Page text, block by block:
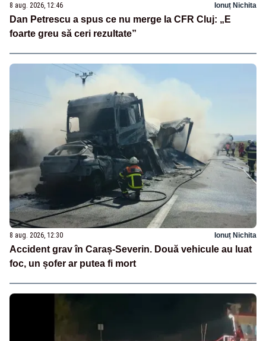
8 aug. 2026, 12:46 Ionuț Nichita
Dan Petrescu a spus ce nu merge la CFR Cluj: „E
foarte greu să ceri rezultate”
8 aug. 2026, 12:30 Ionuț Nichita
Accident grav în Caraș-Severin. Două vehicule au luat
foc, un șofer ar putea fi mort